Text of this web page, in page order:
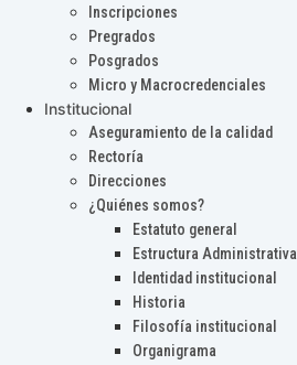
Inscripciones
Pregrados
Posgrados
Micro y Macrocredenciales
Institucional
Aseguramiento de la calidad
Rectoría
Direcciones
¿Quiénes somos?
Estatuto general
Estructura Administrativa
Identidad institucional
Historia
Filosofía institucional
Organigrama